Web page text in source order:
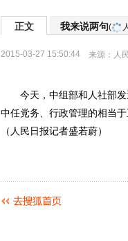
正文 我来说两句(
2015-03-27 15:50:44 来源： 人
今天，中组部和人社部发
中任党务、行政管理的相当
（人民日报记者盛若蔚）